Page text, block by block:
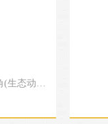
湖南省长沙市南湖大道与南北干道交汇处西北角(生态动物园附近)